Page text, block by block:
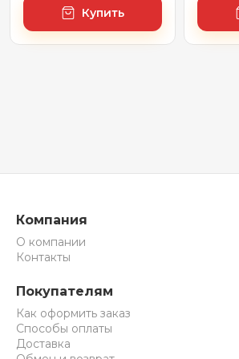
Купить
Компания
О компании
Контакты
Покупателям
Как оформить заказ
Способы оплаты
Доставка